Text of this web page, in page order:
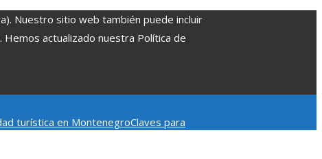
Nuestro sitio web también puede incluir
actualizado nuestra Política de
turística en MontenegroClaves para